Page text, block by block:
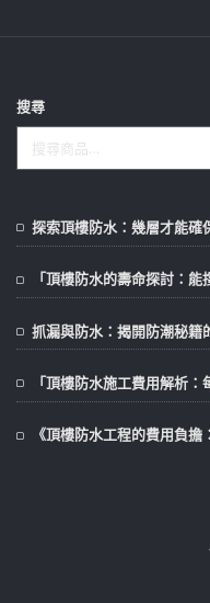
搜尋
探索頂樓防水：幾層才能確
「頂樓防水的壽命探討：能
抓漏與防水：揭開防潮秘籍
「頂樓防水施工費用解析：
《頂樓防水工程的費用負擔